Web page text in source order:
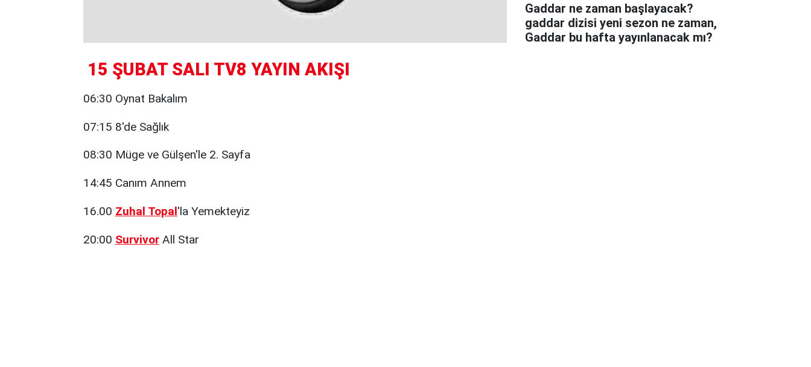
15 ŞUBAT SALI TV8 YAYIN AKIŞI
06:30 Oynat Bakalım
07:15 8'de Sağlık
08:30 Müge ve Gülşen'le 2. Sayfa
14:45 Canım Annem
16.00 Zuhal Topal'la Yemekteyiz
20:00 Survivor All Star
Gaddar ne zaman başlayacak?
gaddar dizisi yeni sezon ne zaman,
Gaddar bu hafta yayınlanacak mı?